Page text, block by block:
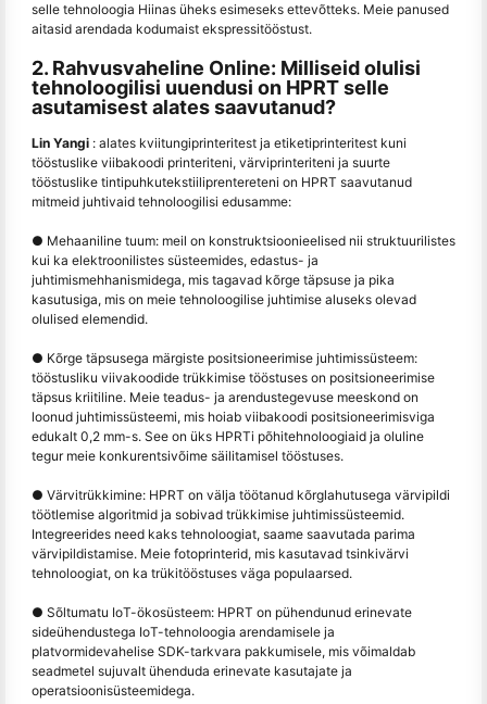
selle tehnoloogia Hiinas üheks esimeseks ettevõtteks. Meie panused
aitasid arendada kodumaist ekspressitööstust.
2. Rahvusvaheline Online: Milliseid olulisi
tehnoloogilisi uuendusi on HPRT selle
asutamisest alates saavutanud?
Lin Yangi : alates kviitungiprinteritest ja etiketiprinteritest kuni
tööstuslike viibakoodi printeriteni, värviprinteriteni ja suurte
tööstuslike tintipuhkutekstiiliprentereteni on HPRT saavutanud
mitmeid juhtivaid tehnoloogilisi edusamme:
● Mehaaniline tuum: meil on konstruktsioonieelised nii struktuurilistes
kui ka elektroonilistes süsteemides, edastus- ja
juhtimismehhanismidega, mis tagavad kõrge täpsuse ja pika
kasutusiga, mis on meie tehnoloogilise juhtimise aluseks olevad
olulised elemendid.
● Kõrge täpsusega märgiste positsioneerimise juhtimissüsteem:
tööstusliku viivakoodide trükkimise tööstuses on positsioneerimise
täpsus kriitiline. Meie teadus- ja arendustegevuse meeskond on
loonud juhtimissüsteemi, mis hoiab viibakoodi positsioneerimisviga
edukalt 0,2 mm-s. See on üks HPRTi põhitehnoloogiaid ja oluline
tegur meie konkurentsivõime säilitamisel tööstuses.
● Värvitrükkimine: HPRT on välja töötanud kõrglahutusega värvipildi
töötlemise algoritmid ja sobivad trükkimise juhtimissüsteemid.
Integreerides need kaks tehnoloogiat, saame saavutada parima
värvipildistamise. Meie fotoprinterid, mis kasutavad tsinkivärvi
tehnoloogiat, on ka trükitööstuses väga populaarsed.
● Sõltumatu IoT-ökosüsteem: HPRT on pühendunud erinevate
sideühendustega IoT-tehnoloogia arendamisele ja
platvormidevahelise SDK-tarkvara pakkumisele, mis võimaldab
seadmetel sujuvalt ühenduda erinevate kasutajate ja
operatsioonisüsteemidega.